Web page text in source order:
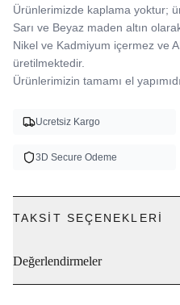
Ürünlerimizde kaplama yoktur;
Sarı ve Beyaz maden altın
Nikel ve Kadmiyum içermez ve
üretilmektedir.
Ürünlerimizin tamamı el
Ucretsiz Kargo
3D Secure Odeme
TAKSIT SEÇENEKLERI
Değerlendirmeler